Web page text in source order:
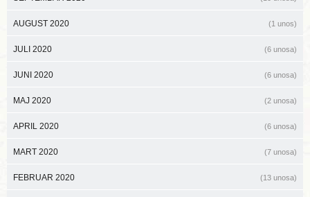
AUGUST 2020 (1 unos)
JULI 2020 (6 unosa)
JUNI 2020 (6 unosa)
MAJ 2020 (2 unosa)
APRIL 2020 (6 unosa)
MART 2020 (7 unosa)
FEBRUAR 2020 (13 unosa)